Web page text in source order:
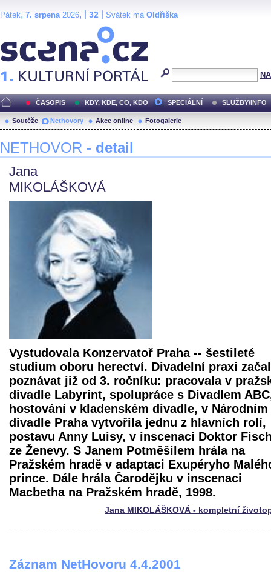
Pátek, 7. srpena2026, | 32 Svátek má Oldřiška
ČASOPIS KDY, KDE, CO, KDO SPECIÁLNÍ SLUŽBY/INFO
Soutěže Nethovory Akce online Fotogalerie
NETHOVOR - detail
Jana
MIKOLÁŠKOVÁ
Vystudovala Konzervatoř Praha -- šestileté
studium oboru herectví. Divadelní praxi
poznávat již od 3. ročníku: pracovala v
divadle Labyrint, spolupráce s Divadlem
hostování v kladenském divadle, v Národním
divadle Praha vytvořila jednu z hlavních rolí,
postavu Anny Luisy, v inscenaci Doktor
ze Ženevy. S Janem Potměšilem hrála na
Pražském hradě v adaptaci Exupéryho
prince. Dále hrála Čarodějku v inscenaci
Macbethana Pražském hradě, 1998.
Jana MIKOLÁŠKOVÁ - kompletní
Záznam NetHovoru 4.4.2001